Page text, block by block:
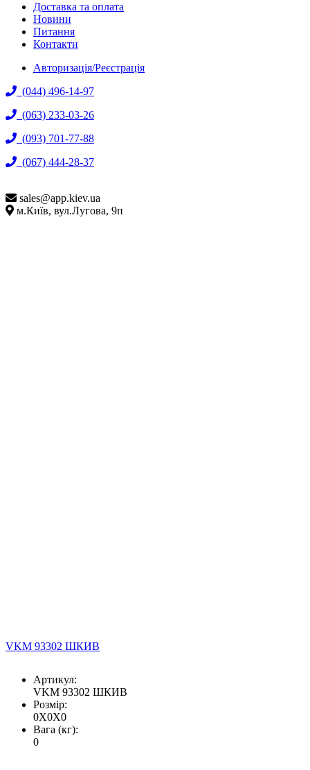
Доставка та оплата
Новини
Питання
Контакти
Авторизація/Реєстрація
(044) 496-14-97
(063) 233-03-26
(093) 701-77-88
(067) 444-28-37
sales@app.kiev.ua
м.Київ, вул.Лугова, 9п
VKM 93302 ШКИВ
Артикул:
VKM 93302 ШКИВ
Розмір:
0X0X0
Вага (кг):
0